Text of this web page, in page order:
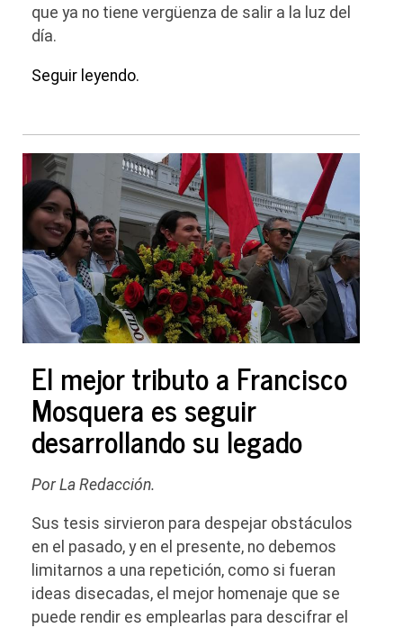
que ya no tiene vergüenza de salir a la luz del
día.
Seguir leyendo.
El mejor tributo a Francisco
Mosquera es seguir
desarrollando su legado
Por La Redacción.
Sus tesis sirvieron para despejar obstáculos
en el pasado, y en el presente, no debemos
limitarnos a una repetición, como si fueran
ideas disecadas, el mejor homenaje que se
puede rendir es emplearlas para descifrar el